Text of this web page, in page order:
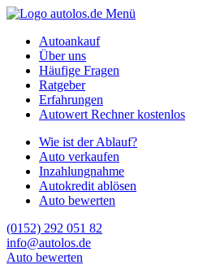
Menü
Autoankauf
Über uns
Häufige Fragen
Ratgeber
Erfahrungen
Autowert Rechner kostenlos
Wie ist der Ablauf?
Auto verkaufen
Inzahlungnahme
Autokredit ablösen
Auto bewerten
(0152) 292 051 82
info@autolos.de
Auto bewerten